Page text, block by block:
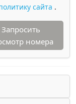
сайта .
Запросить
номера